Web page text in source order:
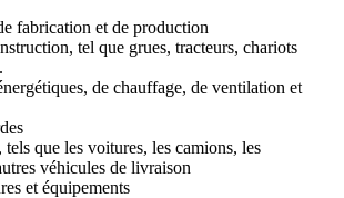
fabrication et de production
tel que grues, tracteurs, chariots
de chauffage, de ventilation et
tels que les voitures, les camions, les
véhicules de livraison
et équipements